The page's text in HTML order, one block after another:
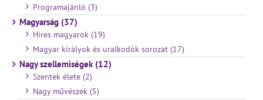
Programajánló (3)
Magyarság (37)
Híres magyarok (19)
Magyar királyok és uralkodók sorozat (17)
Nagy szellemiségek (12)
Szentek élete (2)
Nagy művészek (5)